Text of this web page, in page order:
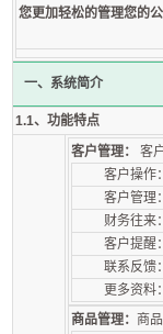
您更加轻松的管理您的
一、系统简介
1.1、功能特点
客户管理：
客
客户操作：
客户管理：
财务往来：
客户提醒：
联系反馈：
更多资料：
商品管理： 商